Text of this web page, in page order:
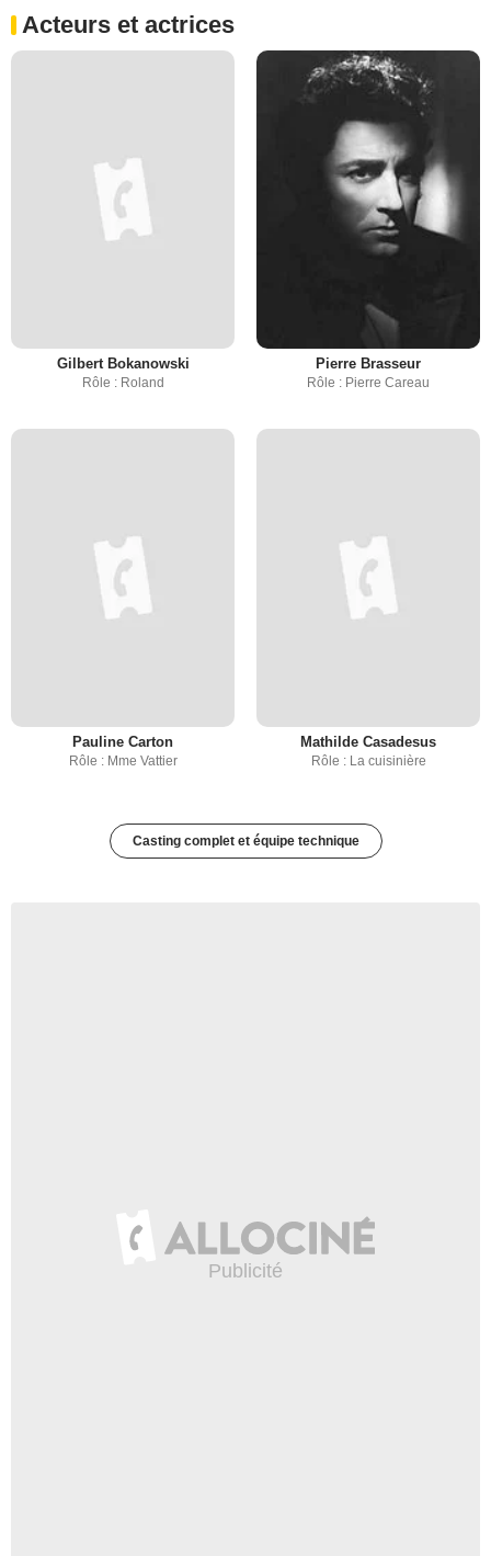
Acteurs et actrices
Gilbert Bokanowski
Rôle : Roland
Pierre Brasseur
Rôle : Pierre Careau
Pauline Carton
Rôle : Mme Vattier
Mathilde Casadesus
Rôle : La cuisinière
Casting complet et équipe technique